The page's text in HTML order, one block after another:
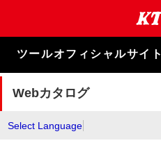
ま
キ
ツールオフィシャルサイト
Webカタログ
Select Language